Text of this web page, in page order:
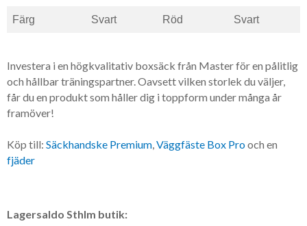
Färg Svart Röd Svart
Investera i en högkvalitativ boxsäck från Master för en pålitlig
och hållbar träningspartner. Oavsett vilken storlek du väljer,
får du en produkt som håller dig i toppform under många år
framöver!
Köp till: Säckhandske Premium,Väggfäste Box Prooch en
fjäder
Lagersaldo Sthlm butik: